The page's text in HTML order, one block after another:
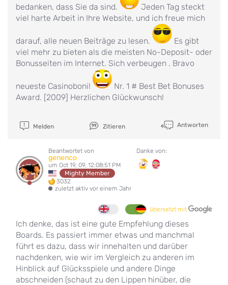
bedanken, dass Sie da sind.
Jeden Tag steckt
viel harte Arbeit in Ihre Website, und ich freue mich
darauf, alle neuen Beiträge zu lesen.
Es gibt
viel mehr zu bieten als die meisten No-Deposit- oder
Bonusseiten im Internet. Sich verbeugen . Bravo
neueste Casinoboni!
Nr. 1 # Best Bet Bonuses
Award. [2009] Herzlichen Glückwunsch!
Melden Zitieren Antworten
Beantwortet von
genenco
um Oct 19, 09, 12:08:51 PM
Mighty Member
3032
zuletzt aktiv vor einem Jahr
Danke von:
übersetzt mit
Ich denke, das ist eine gute Empfehlung dieses
Boards. Es passiert immer etwas und manchmal
führt es dazu, dass wir innehalten und darüber
nachdenken, wie wir im Vergleich zu anderen im
Hinblick auf Glücksspiele und andere Dinge
abschneiden (schaut zu den Lippen hinüber, die